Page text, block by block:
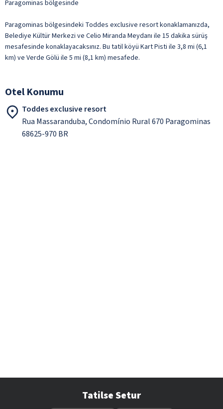
Paragominas bölgesinde
Paragominas bölgesindeki Toddes exclusive resort konaklamanızda,
Belediye Kültür Merkezi ve Celio Miranda Meydanı ile 15 dakika sürüş
mesafesinde konaklayacaksınız. Bu tatil köyü Kart Pisti ile 3,8 mi (6,1
km) ve Verde Gölü ile 5 mi (8,1 km) mesafede.
Otel Konumu
Toddes exclusive resort
Rua Massaranduba, Condomínio Rural 670 Paragominas
68625-970 BR
Tatilse Setur